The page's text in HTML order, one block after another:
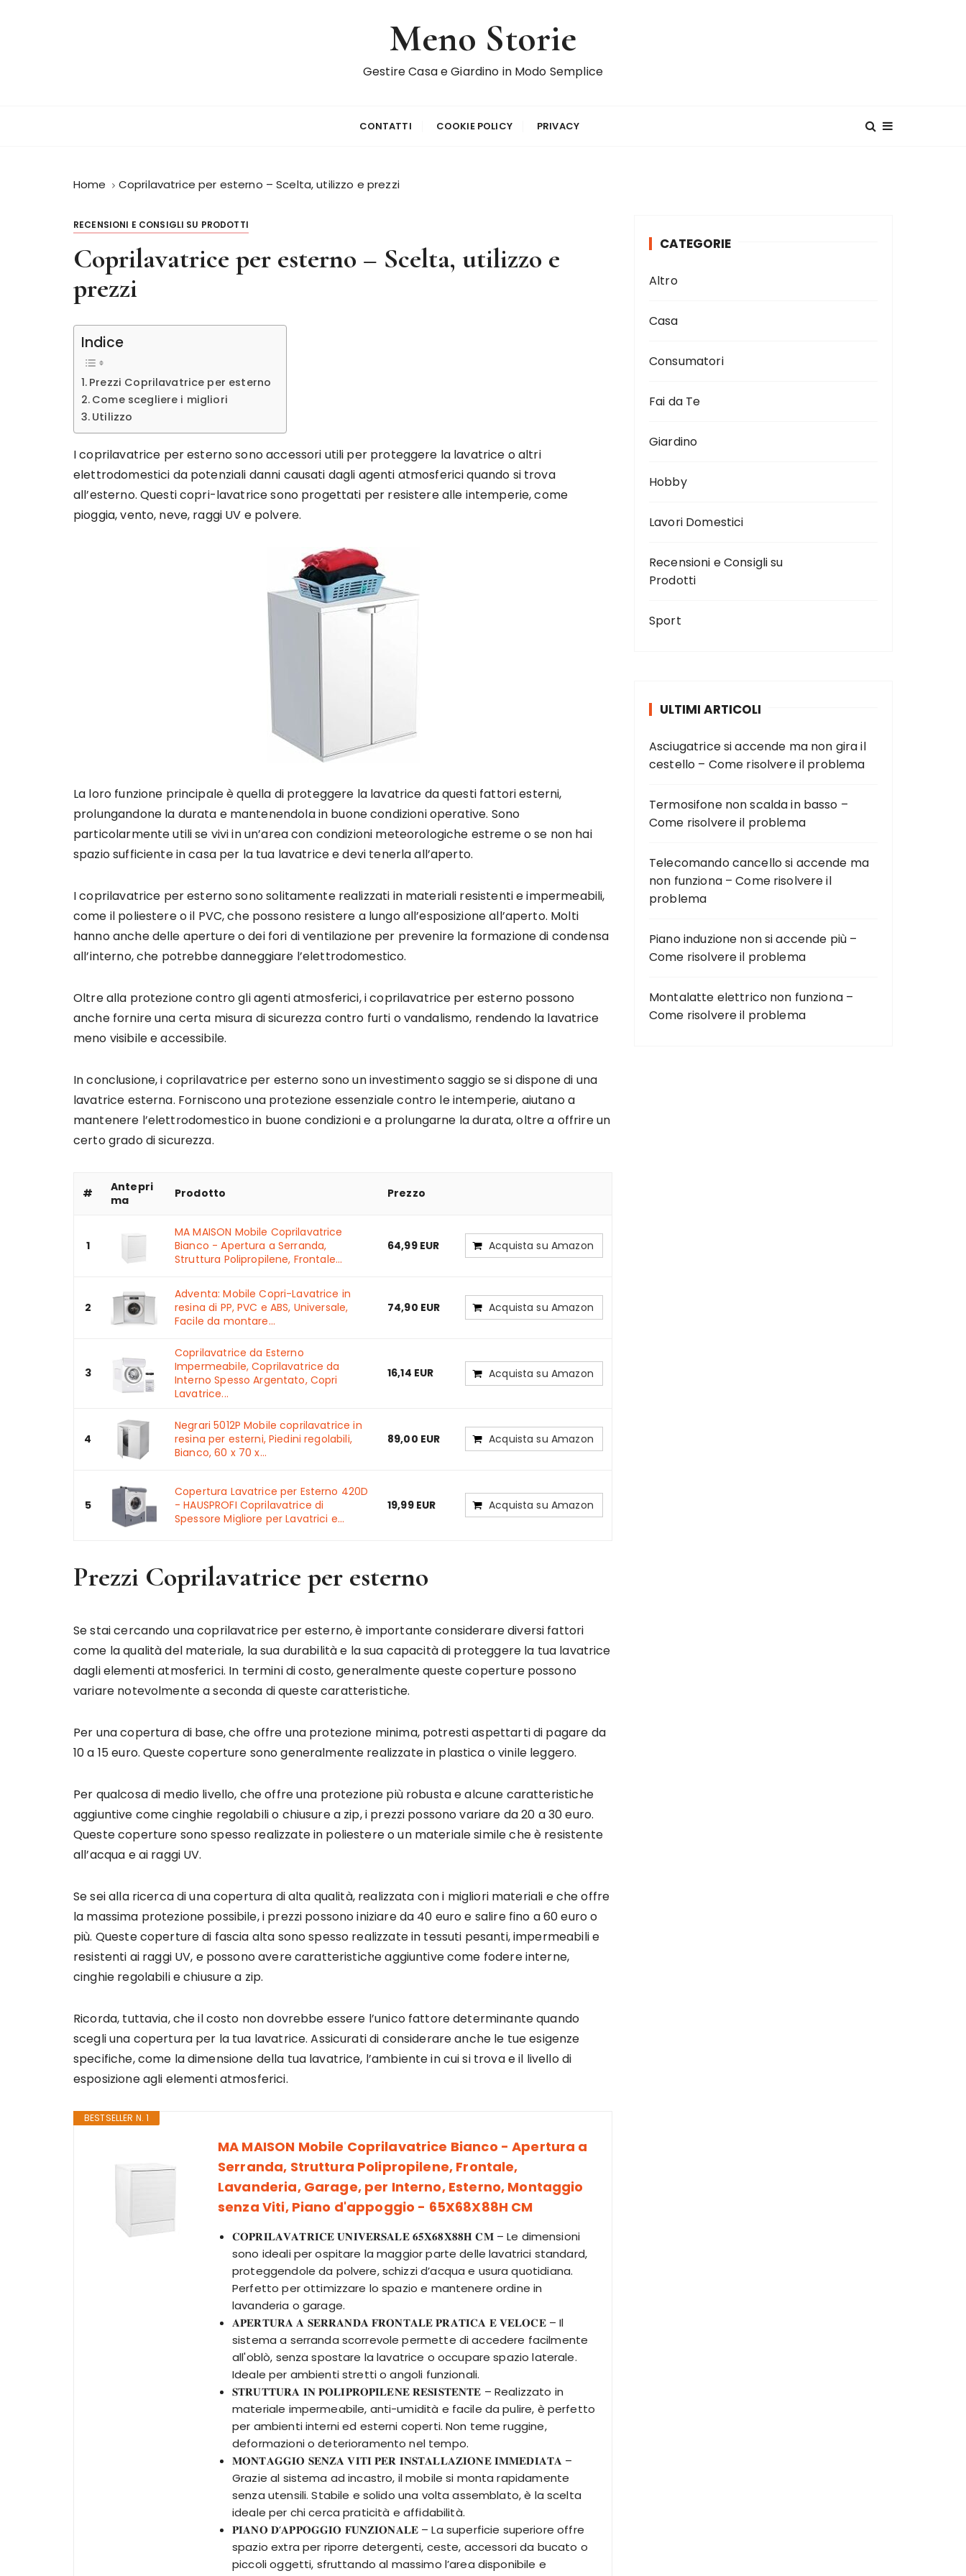
Meno Storie
Gestire Casa e Giardino in Modo Semplice
CONTATTI COOKIE POLICY PRIVACY
Home Coprilavatrice per esterno – Scelta, utilizzo e prezzi
RECENSIONI E CONSIGLI SU PRODOTTI
Coprilavatrice per esterno – Scelta, utilizzo e
prezzi
Indice
Prezzi Coprilavatrice per esterno
Come scegliere i migliori
Utilizzo
I coprilavatrice per esterno sono accessori utili per proteggere la lavatrice o altri
elettrodomestici da potenziali danni causati dagli agenti atmosferici quando si trova
all’esterno. Questi copri-lavatrice sono progettati per resistere alle intemperie, come
pioggia, vento, neve, raggi UV e polvere.
La loro funzione principale è quella di proteggere la lavatrice da questi fattori esterni,
prolungandone la durata e mantenendola in buone condizioni operative. Sono
particolarmente utili se vivi in un’area con condizioni meteorologiche estreme o se non hai
spazio sufficiente in casa per la tua lavatrice e devi tenerla all’aperto.
I coprilavatrice per esterno sono solitamente realizzati in materiali resistenti e impermeabili,
come il poliestere o il PVC, che possono resistere a lungo all’esposizione all’aperto. Molti
hanno anche delle aperture o dei fori di ventilazione per prevenire la formazione di condensa
all’interno, che potrebbe danneggiare l’elettrodomestico.
Oltre alla protezione contro gli agenti atmosferici, i coprilavatrice per esterno possono
anche fornire una certa misura di sicurezza contro furti o vandalismo, rendendo la lavatrice
meno visibile e accessibile.
In conclusione, i coprilavatrice per esterno sono un investimento saggio se si dispone di una
lavatrice esterna. Forniscono una protezione essenziale contro le intemperie, aiutano a
mantenere l’elettrodomestico in buone condizioni e a prolungarne la durata, oltre a offrire un
certo grado di sicurezza.
#
Antepri
ma
Prodotto Prezzo
1
MA MAISON Mobile Coprilavatrice
Bianco - Apertura a Serranda,
Struttura Polipropilene, Frontale...
64,99 EUR Acquista su Amazon
2
Adventa: Mobile Copri-Lavatrice in
resina di PP, PVC e ABS, Universale,
Facile da montare...
74,90 EUR Acquista su Amazon
3
Coprilavatrice da Esterno
Impermeabile, Coprilavatrice da
Interno Spesso Argentato, Copri
Lavatrice...
16,14 EUR Acquista su Amazon
4
Negrari 5012P Mobile coprilavatrice in
resina per esterni, Piedini regolabili,
Bianco, 60 x 70 x...
89,00 EUR Acquista su Amazon
5
Copertura Lavatrice per Esterno 420D
- HAUSPROFI Coprilavatrice di
Spessore Migliore per Lavatrici e...
19,99 EUR Acquista su Amazon
Prezzi Coprilavatrice per esterno
Se stai cercando una coprilavatrice per esterno, è importante considerare diversi fattori
come la qualità del materiale, la sua durabilità e la sua capacità di proteggere la tua lavatrice
dagli elementi atmosferici. In termini di costo, generalmente queste coperture possono
variare notevolmente a seconda di queste caratteristiche.
Per una copertura di base, che offre una protezione minima, potresti aspettarti di pagare da
10 a 15 euro. Queste coperture sono generalmente realizzate in plastica o vinile leggero.
Per qualcosa di medio livello, che offre una protezione più robusta e alcune caratteristiche
aggiuntive come cinghie regolabili o chiusure a zip, i prezzi possono variare da 20 a 30 euro.
Queste coperture sono spesso realizzate in poliestere o un materiale simile che è resistente
all’acqua e ai raggi UV.
Se sei alla ricerca di una copertura di alta qualità, realizzata con i migliori materiali e che offre
la massima protezione possibile, i prezzi possono iniziare da 40 euro e salire fino a 60 euro o
più. Queste coperture di fascia alta sono spesso realizzate in tessuti pesanti, impermeabili e
resistenti ai raggi UV, e possono avere caratteristiche aggiuntive come fodere interne,
cinghie regolabili e chiusure a zip.
Ricorda, tuttavia, che il costo non dovrebbe essere l’unico fattore determinante quando
scegli una copertura per la tua lavatrice. Assicurati di considerare anche le tue esigenze
specifiche, come la dimensione della tua lavatrice, l’ambiente in cui si trova e il livello di
esposizione agli elementi atmosferici.
BESTSELLER N. 1
MA MAISON Mobile Coprilavatrice Bianco - Apertura a
Serranda, Struttura Polipropilene, Frontale,
Lavanderia, Garage, per Interno, Esterno, Montaggio
senza Viti, Piano d'appoggio - 65X68X88H CM
𝐂𝐎𝐏𝐑𝐈𝐋𝐀𝐕𝐀𝐓𝐑𝐈𝐂𝐄 𝐔𝐍𝐈𝐕𝐄𝐑𝐒𝐀𝐋𝐄 𝟔𝟓𝐗𝟔𝟖𝐗𝟖𝟖𝐇 𝐂𝐌 – Le dimensioni
sono ideali per ospitare la maggior parte delle lavatrici standard,
proteggendole da polvere, schizzi d’acqua e usura quotidiana.
Perfetto per ottimizzare lo spazio e mantenere ordine in
lavanderia o garage.
𝐀𝐏𝐄𝐑𝐓𝐔𝐑𝐀 𝐀 𝐒𝐄𝐑𝐑𝐀𝐍𝐃𝐀 𝐅𝐑𝐎𝐍𝐓𝐀𝐋𝐄 𝐏𝐑𝐀𝐓𝐈𝐂𝐀 𝐄 𝐕𝐄𝐋𝐎𝐂𝐄 – Il
sistema a serranda scorrevole permette di accedere facilmente
all'oblò, senza spostare la lavatrice o occupare spazio laterale.
Ideale per ambienti stretti o angoli funzionali.
𝐒𝐓𝐑𝐔𝐓𝐓𝐔𝐑𝐀 𝐈𝐍 𝐏𝐎𝐋𝐈𝐏𝐑𝐎𝐏𝐈𝐋𝐄𝐍𝐄 𝐑𝐄𝐒𝐈𝐒𝐓𝐄𝐍𝐓𝐄 – Realizzato in
materiale impermeabile, anti-umidità e facile da pulire, è perfetto
per ambienti interni ed esterni coperti. Non teme ruggine,
deformazioni o deterioramento nel tempo.
𝐌𝐎𝐍𝐓𝐀𝐆𝐆𝐈𝐎 𝐒𝐄𝐍𝐙𝐀 𝐕𝐈𝐓𝐈 𝐏𝐄𝐑 𝐈𝐍𝐒𝐓𝐀𝐋𝐋𝐀𝐙𝐈𝐎𝐍𝐄 𝐈𝐌𝐌𝐄𝐃𝐈𝐀𝐓𝐀 –
Grazie al sistema ad incastro, il mobile si monta rapidamente
senza utensili. Stabile e solido una volta assemblato, è la scelta
ideale per chi cerca praticità e affidabilità.
𝐏𝐈𝐀𝐍𝐎 𝐃’𝐀𝐏𝐏𝐎𝐆𝐆𝐈𝐎 𝐅𝐔𝐍𝐙𝐈𝐎𝐍𝐀𝐋𝐄 – La superficie superiore offre
spazio extra per riporre detergenti, ceste, accessori da bucato o
piccoli oggetti, sfruttando al massimo l’area disponibile e
CATEGORIE
Altro
Casa
Consumatori
Fai da Te
Giardino
Hobby
Lavori Domestici
Recensioni e Consigli su
Prodotti
Sport
ULTIMI ARTICOLI
Asciugatrice si accende ma non gira il
cestello – Come risolvere il problema
Termosifone non scalda in basso –
Come risolvere il problema
Telecomando cancello si accende ma
non funziona – Come risolvere il
problema
Piano induzione non si accende più –
Come risolvere il problema
Montalatte elettrico non funziona –
Come risolvere il problema